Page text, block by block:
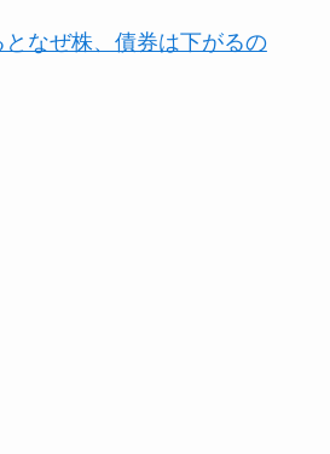
なぜ株、債券は下がるの